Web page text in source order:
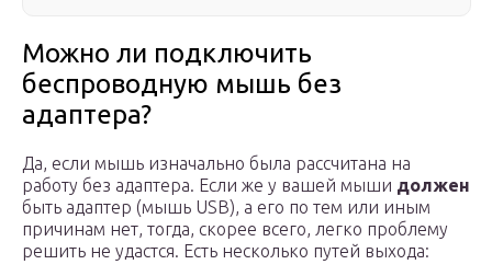
Можно ли подключить
беспроводную мышь без
адаптера?
Да, если мышь изначально была рассчитана на
работу без адаптера. Если же у вашей мыши должен
быть адаптер (мышь USB), а его по тем или иным
причинам нет, тогда, скорее всего, легко проблему
решить не удастся. Есть несколько путей выхода: